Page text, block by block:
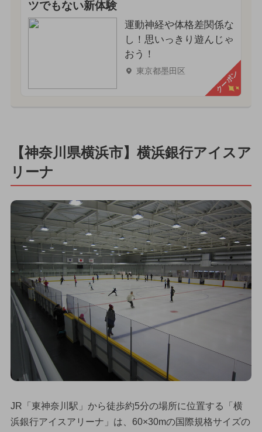
ツでもない新体験
運動神経や体格差関係な
し！思いっきり遊んじゃ
おう！
東京都墨田区 クーポン
【神奈川県横浜市】横浜銀行アイスア
リーナ
JR「東神奈川駅」から徒歩約5分の場所に位置する「横
浜銀行アイスアリーナ」は、60×30mの国際規格サイズの